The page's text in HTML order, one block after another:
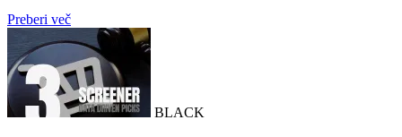
Preberi več
BLACK